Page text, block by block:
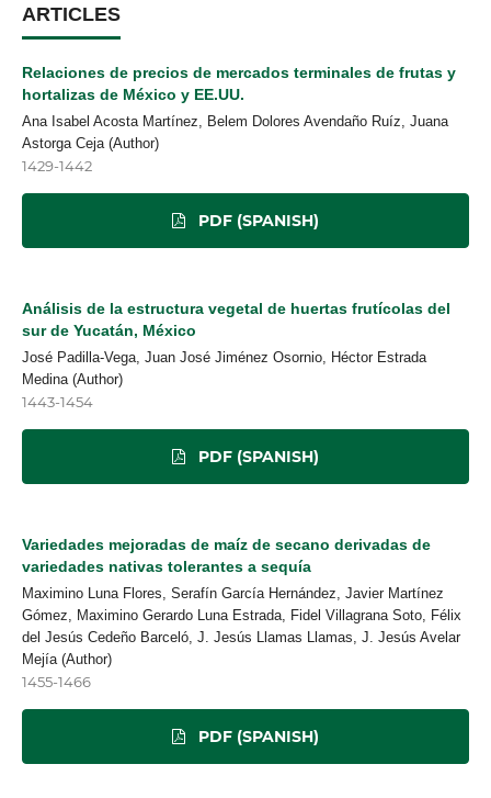
ARTICLES
Relaciones de precios de mercados terminales de frutas y
hortalizas de México y EE.UU.
Ana Isabel Acosta Martínez, Belem Dolores Avendaño Ruíz, Juana
Astorga Ceja (Author)
1429-1442
PDF (SPANISH)
Análisis de la estructura vegetal de huertas frutícolas del
sur de Yucatán, México
José Padilla-Vega, Juan José Jiménez Osornio, Héctor Estrada
Medina (Author)
1443-1454
PDF (SPANISH)
Variedades mejoradas de maíz de secano derivadas de
variedades nativas tolerantes a sequía
Maximino Luna Flores, Serafín García Hernández, Javier Martínez
Gómez, Maximino Gerardo Luna Estrada, Fidel Villagrana Soto, Félix
del Jesús Cedeño Barceló, J. Jesús Llamas Llamas, J. Jesús Avelar
Mejía (Author)
1455-1466
PDF (SPANISH)